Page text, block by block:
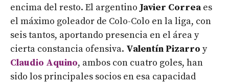
encima del resto. El argentino Javier Correa es
el máximo goleador de Colo-Colo en la liga, con
seis tantos, aportando presencia en el área y
cierta constancia ofensiva. Valentín Pizarro y
Claudio Aquino, ambos con cuatro goles, han
sido los principales socios en esa capacidad